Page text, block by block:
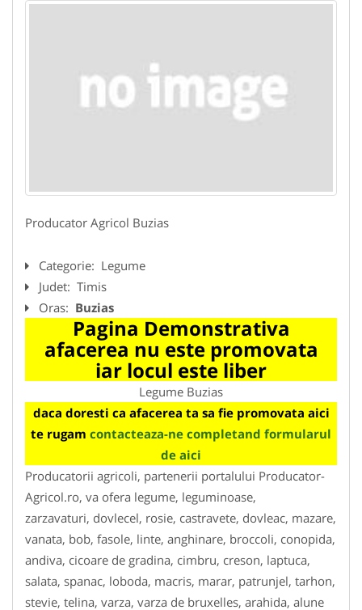
Producator Agricol Buzias
Categorie: Legume
Judet: Timis
Oras: Buzias
Pagina Demonstrativa
afacerea nu este promovata
iar locul este liber
Legume Buzias
daca doresti ca afacerea ta sa fie promovata aici
te rugam contacteaza-ne completand formularul
de aici
Producatorii agricoli, partenerii portalului Producator-
Agricol.ro, va ofera legume, leguminoase,
zarzavaturi, dovlecel, rosie, castravete, dovleac, mazare,
vanata, bob, fasole, linte, anghinare, broccoli, conopida,
andiva, cicoare de gradina, cimbru, creson, laptuca,
salata, spanac, loboda, macris, marar, patrunjel, tarhon,
stevie, telina, varza, varza de bruxelles, arahida, alune